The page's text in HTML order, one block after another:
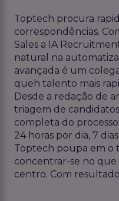
Toptech procura
correspondências.
Sales a IA
natural na
avançada é um
que h talento mais
Desde a redação de
triagem de
completa do
24 horas por dia, 7
Toptech poupa em o
concentrar-se no que
centro. Com